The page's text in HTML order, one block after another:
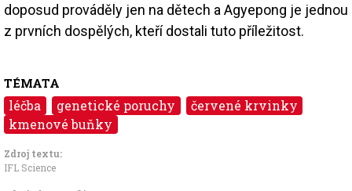
doposud prováděly jen na dětech a Agyepong je jednou
z prvních dospělých, kteří dostali tuto příležitost.
TÉMATA
léčba genetické poruchy
červené krvinky
kmenové buňky
Zdroj textu:
IFL Science